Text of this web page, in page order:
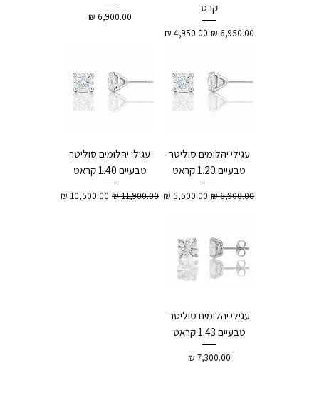
קרט
מחיר רגיל‏6,950.00 ‏₪ מחיר מבצע
מחיר
עגילי יהלומים סוליטר
טבעיים 1.20 קראט
מחיר רגיל‏6,900.00 ‏₪ מחיר מבצע
עגילי יהלומים סוליטר
טבעיים 1.40 קראט
מחיר רגיל מחיר מבצע
עגילי יהלומים סוליטר
טבעיים 1.43 קראט
מחיר